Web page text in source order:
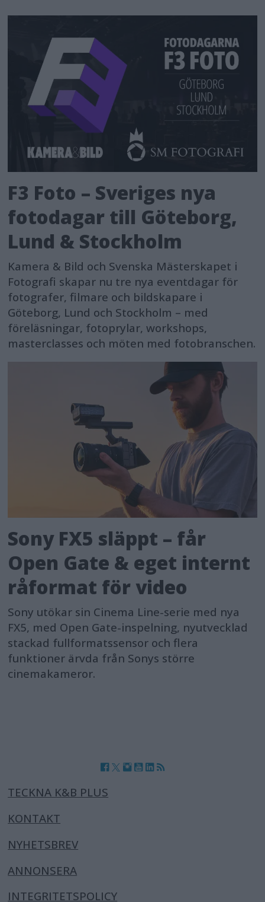
F3 Foto – Sveriges nya
fotodagar till Göteborg,
Lund & Stockholm
Kamera & Bild och Svenska Mästerskapet i
Fotografi skapar nu tre nya eventdagar för
fotografer, filmare och bildskapare i
Göteborg, Lund och Stockholm – med
föreläsningar, fotoprylar, workshops,
masterclasses och möten med fotobranschen.
Sony FX5 släppt – får
Open Gate & eget internt
råformat för video
Sony utökar sin Cinema Line-serie med nya
FX5, med Open Gate-inspelning, nyutvecklad
stackad fullformatssensor och flera
funktioner ärvda från Sonys större
cinemakameror.
TECKNA K&B PLUS
KONTAKT
NYHETSBREV
ANNONSERA
INTEGRITETSPOLICY